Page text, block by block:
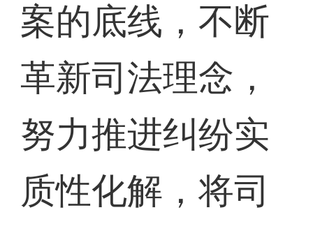
案的底线，不断
革新司法理念，
努力推进纠纷实
质性化解，将司